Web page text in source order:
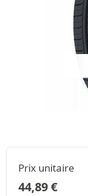
Prix unitaire
44,89€